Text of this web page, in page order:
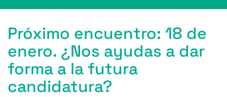
Próximo encuentro: 18 de
enero. ¿Nos ayudas a dar
forma a la futura
candidatura?